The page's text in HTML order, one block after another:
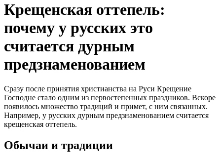
Крещенская оттепель:
почему у русских это
считается дурным
предзнаменованием
Сразу после принятия христианства на Руси Крещение
Господне стало одним из первостепенных праздников. Вскоре
появилось множество традиций и примет, с ним связанных.
Например, у русских дурным предзнаменованием считается
крещенская оттепель.
Обычаи и традиции